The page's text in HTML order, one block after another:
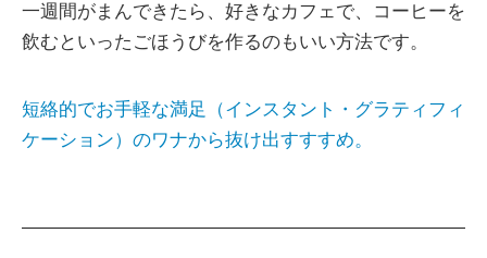
一週間がまんできたら、好きなカフェで、コーヒーを
飲むといったごほうびを作るのもいい方法です。
短絡的でお手軽な満足（インスタント・グラティフィ
ケーション）のワナから抜け出すすすめ。